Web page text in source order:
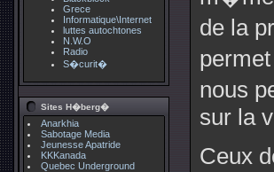
Grece
Informatique\Internet
luttes autochtones
N.W.O
Radio
S�curit�
Sites H�berg�
Anarkhia
Sabotage Media
Jeunesse Apatride
KKKanada
Quebec Underground
de la
nous
sur la
Ceux